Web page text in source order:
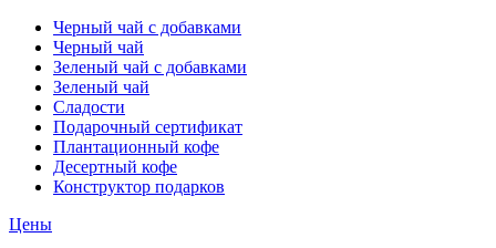
Черный чай с добавками
Черный чай
Зеленый чай с добавками
Зеленый чай
Сладости
Подарочный сертификат
Плантационный кофе
Десертный кофе
Конструктор подарков
Цены